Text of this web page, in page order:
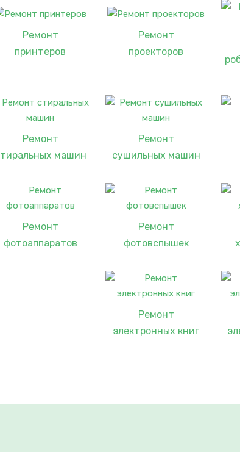
Ремонт
принтеров
Ремонт
проекторов
Ремонт
машин
Ремонт
сушильных машин
Ремонт
фотоаппаратов
Ремонт
фотовспышек
Ремонт
электронных книг